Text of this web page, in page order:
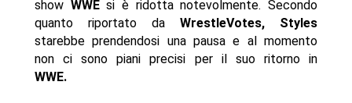
show WWEsi è ridotta notevolmente. Secondo
quanto riportato daWrestleVotes, Styles
starebbe prendendosi una pausa e al momento
non ci sono piani precisi per il suo ritorno in
WWE.